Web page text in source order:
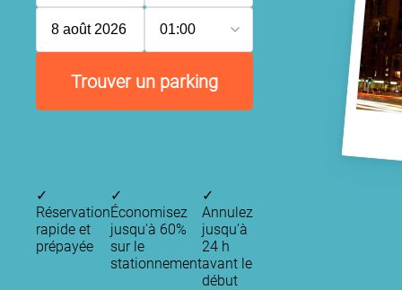
8 août 2026 01:00
Trouver un parking
✓
Réservation
rapide et
prépayée
✓
Économisez
jusqu'à 60%
sur le
stationnement
✓
Annulez
jusqu’à
24 h
avant le
début